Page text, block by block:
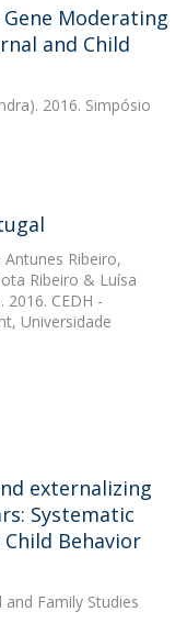
Moderating
and Child
2016. Simpósio
Antunes Ribeiro,
Ribeiro & Luísa
2016. CEDH -
Universidade
externalizing
Systematic
Behavior
and Family Studies